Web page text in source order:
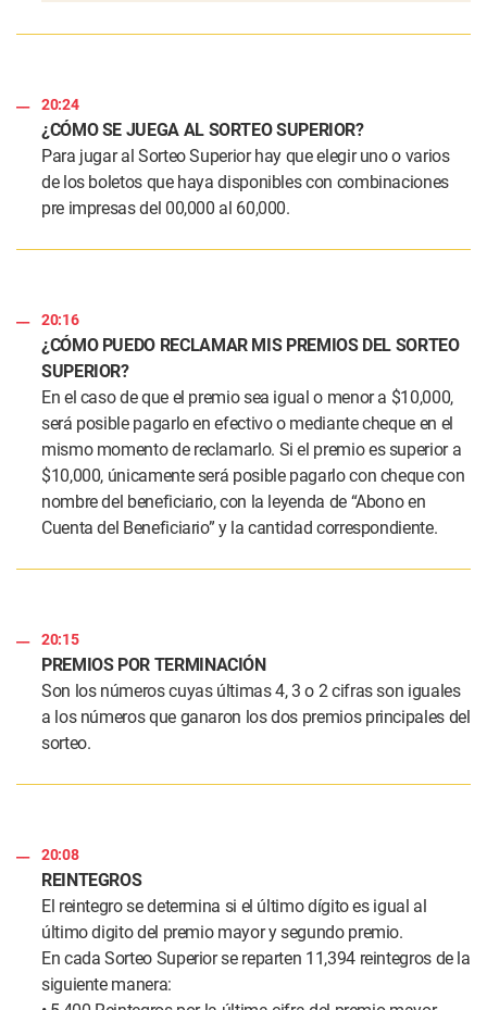
20:24
¿CÓMO SE JUEGA AL SORTEO SUPERIOR?
Para jugar al Sorteo Superior hay que elegir uno o varios
de los boletos que haya disponibles con combinaciones
pre impresas del 00,000 al 60,000.
20:16
¿CÓMO PUEDO RECLAMAR MIS PREMIOS DEL SORTEO
SUPERIOR?
En el caso de que el premio sea igual o menor a $10,000,
será posible pagarlo en efectivo o mediante cheque en el
mismo momento de reclamarlo. Si el premio es superior a
$10,000, únicamente será posible pagarlo con cheque con
nombre del beneficiario, con la leyenda de “Abono en
Cuenta del Beneficiario” y la cantidad correspondiente.
20:15
PREMIOS POR TERMINACIÓN
Son los números cuyas últimas 4, 3 o 2 cifras son iguales
a los números que ganaron los dos premios principales del
sorteo.
20:08
REINTEGROS
El reintegro se determina si el último dígito es igual al
último digito del premio mayor y segundo premio.
En cada Sorteo Superior se reparten 11,394 reintegros de la
siguiente manera: